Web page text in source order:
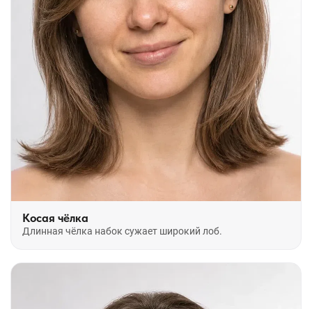
Косая чёлка
Длинная чёлка набок сужает широкий лоб.